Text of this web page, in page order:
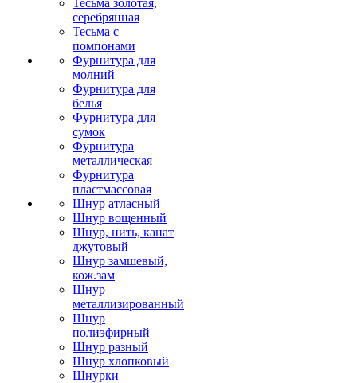
Тесьма золотая,
серебрянная
Тесьма с
помпонами
Фурнитура для
молний
Фурнитура для
белья
Фурнитура для
сумок
Фурнитура
металлическая
Фурнитура
пластмассовая
Шнур атласный
Шнур вощенный
Шнур, нить, канат
джутовый
Шнур замшевый,
кож.зам
Шнур
металлизированный
Шнур
полиэфирный
Шнур разный
Шнур хлопковый
Шнурки